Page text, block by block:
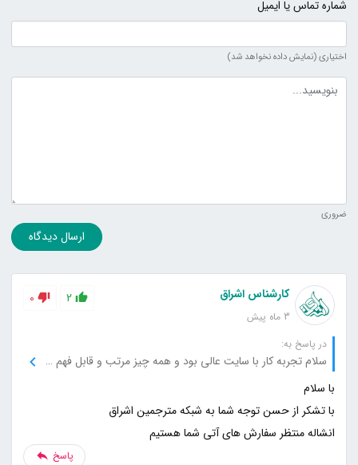
شماره تماس یا ایمیل
اختیاری (نمایش داده نخواهد شد)
متن دیدگاه
ضروری
ارسال دیدگاه
کارشناس اشراق
3 ماه پیش
2
0
در پاسخ به:
سلام تجربه کار با سایت عالی بود و همه چیز مرتب و قابل فهم قرار گرفته است.
انشاله منتظر سفارش های آتی شما هستیم
پاسخ